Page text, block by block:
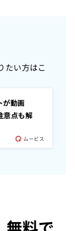
たい方はこ
が動画
意点も解
ムービス